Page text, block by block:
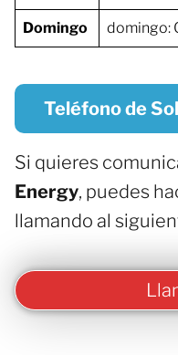
Domingo domingo:
Teléfono de
Si quieres
Energy, puedes
llamando al